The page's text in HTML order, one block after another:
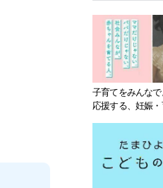
子育てをみんな
応援する、妊娠